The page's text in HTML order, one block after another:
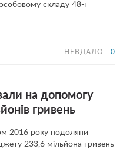
складу 48-ї
НЕВДАЛО | 0
на допомогу
гривень
2016 року подоляни
233,6 мільйона гривень